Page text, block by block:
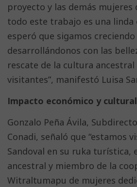
proyecto y las demás mujeres
todo este trabajo es una linda
esperó que sigamos creciendo
desarrollándonos con las
rescate de la cultura
visitantes”, manifestó Luisa
Impacto económico y cultural
Gonzalo Peña Ávila,
Conadi, señaló que “estamos
Sandoval en su ruka turística,
ancestral y miembro de la
Witraltumapu de mujeres